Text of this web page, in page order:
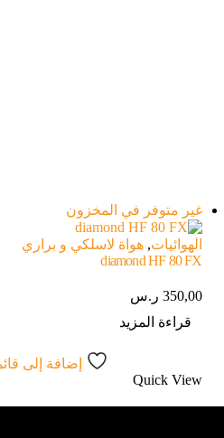
غير متوفر في المخزون
الهوائيات,هواة لاسلكي و براري
diamond HF 80 FX
350,00 ر.س
قراءة المزيد
إضافة إلى
Quick View